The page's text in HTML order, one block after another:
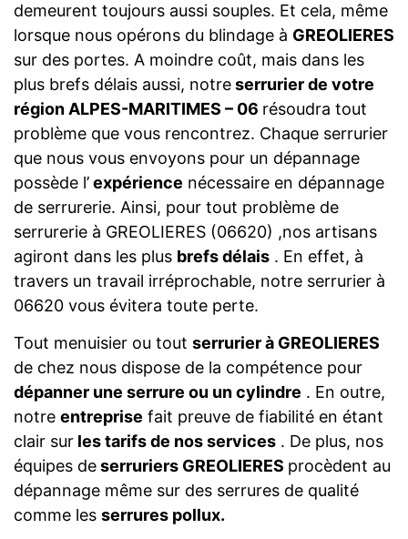
demeurent toujours aussi souples. Et cela, même
lorsque nous opérons du blindage à GREOLIERES
sur des portes. A moindre coût, mais dans les
plus brefs délais aussi, notreserrurier de votre
région ALPES-MARITIMES – 06 résoudra tout
problème que vous rencontrez. Chaque serrurier
que nous vous envoyons pour un dépannage
possède l’expérience nécessaire en dépannage
de serrurerie. Ainsi, pour tout problème de
serrurerie à GREOLIERES (06620) ,nos artisans
agiront dans les plus brefs délais . En effet, à
travers un travail irréprochable, notre serrurier à
06620 vous évitera toute perte.
Tout menuisier ou tout serrurier à GREOLIERES
de chez nous dispose de la compétence pour
dépanner une serrure ou un cylindre . En outre,
notre entreprise fait preuve de fiabilité en étant
clair sur les tarifs de nos services . De plus, nos
équipes deserruriers GREOLIERES procèdent au
dépannage même sur des serrures de qualité
comme les serrures pollux.